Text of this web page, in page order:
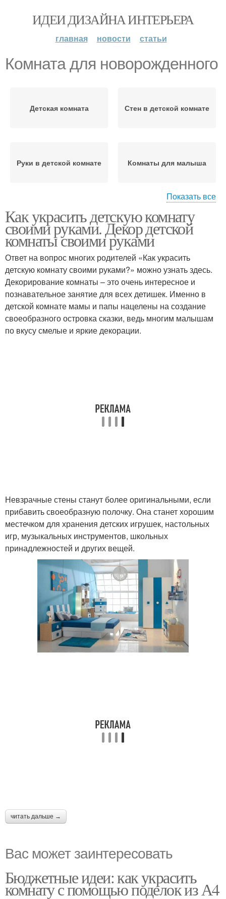
ИДЕИ ДИЗАЙНА ИНТЕРЬЕРА
главная новости статьи
Комната для новорожденного
Детская комната Стен в детской комнате
Руки в детской комнате Комнаты для малыша
новорожденного
Показать все
Как украсить детскую комнату
своими руками. Декор детской
комнаты своими руками
Ответ на вопрос многих родителей «Как украсить
детскую комнату своими руками?» можно узнать здесь.
Декорирование комнаты – это очень интересное и
познавательное занятие для всех детишек. Именно в
детской комнате мамы и папы нацелены на создание
своеобразного островка сказки, ведь многим малышам
по вкусу смелые и яркие декорации.
Невзрачные стены станут более оригинальными, если
прибавить своеобразную полочку. Она станет хорошим
местечком для хранения детских игрушек, настольных
игр, музыкальных инструментов, школьных
принадлежностей и других вещей.
читать дальше →
Вас может заинтересовать
Бюджетные идеи: как украсить
комнату с помощью поделок из А4